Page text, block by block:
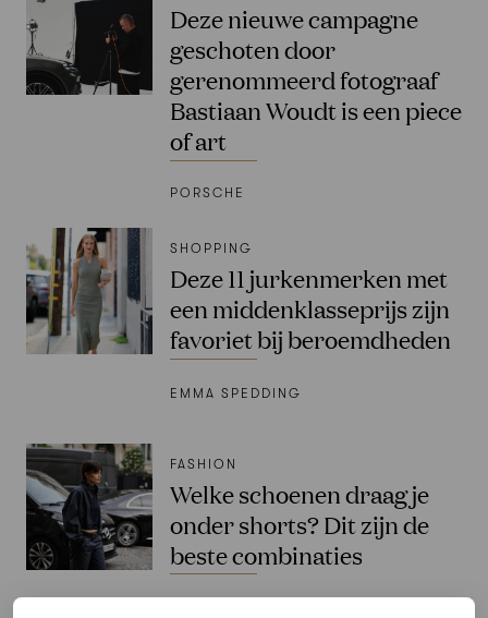
Deze nieuwe campagne
geschoten door
gerenommeerd fotograaf
Bastiaan Woudt is een piece
of art
PORSCHE
SHOPPING
Deze 11 jurkenmerken met
een middenklasseprijs zijn
favoriet bij beroemdheden
EMMA SPEDDING
FASHION
Welke schoenen draag je
onder shorts? Dit zijn de
beste combinaties